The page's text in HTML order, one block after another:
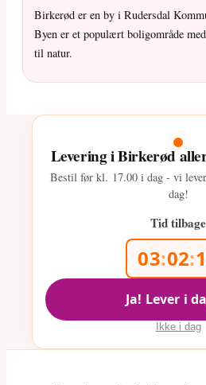
Birkerød er en by i Rudersdal
Byen er et populært boligområde
til natur.
Levering i Birkerød
Bestil før kl. 17.00i dag - vi
dag!
Tid tilbage
03:02:
Ja! Lever i
Ikke i dag